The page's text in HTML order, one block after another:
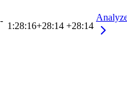
1:28:16+28:14 +28:14